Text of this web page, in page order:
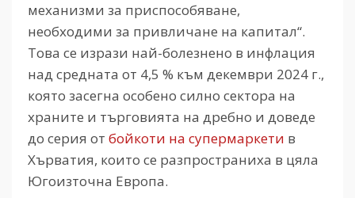
механизми за приспособяване,
необходими за привличане на капитал“.
Това се изрази най-болезнено в инфлация
над средната от 4,5 % към декември 2024 г.,
която засегна особено силно сектора на
храните и търговията на дребно и доведе
до серия от бойкоти на супермаркети в
Хърватия, които се разпространиха в цяла
Югоизточна Европа.